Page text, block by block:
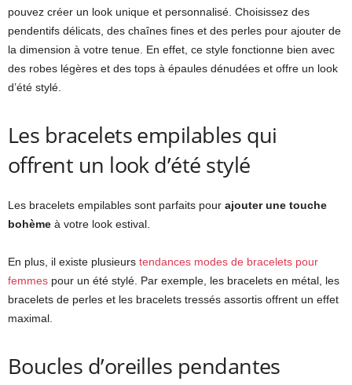
pouvez créer un look unique et personnalisé. Choisissez des
pendentifs délicats, des chaînes fines et des perles pour ajouter de
la dimension à votre tenue. En effet, ce style fonctionne bien avec
des robes légères et des tops à épaules dénudées et offre un look
d’été stylé.
Les bracelets empilables qui
offrent un look d’été stylé
Les bracelets empilables sont parfaits pour ajouter une touche
bohème à votre look estival.
En plus, il existe plusieurs tendances modes de bracelets pour
femmes pour un été stylé. Par exemple, les bracelets en métal, les
bracelets de perles et les bracelets tressés assortis offrent un effet
maximal.
Boucles d’oreilles pendantes